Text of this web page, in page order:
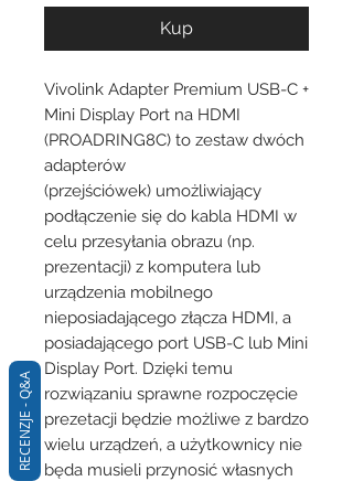
Kup
Vivolink Adapter Premium USB-C +
Mini Display Port na HDMI
(PROADRING8C) to zestaw dwóch
adapterów
(przejściówek) umożliwiający
podłączenie się do kabla HDMI w
celu przesyłania obrazu (np.
prezentacji) z komputera lub
urządzenia mobilnego
nieposiadającego złącza HDMI, a
posiadającego port USB-C lub Mini
Display Port. Dzięki temu
rozwiązaniu sprawne rozpoczęcie
prezetacji będzie możliwe z bardzo
wielu urządzeń, a użytkownicy nie
będa musieli przynosić własnych
RECENZJE - Q&A